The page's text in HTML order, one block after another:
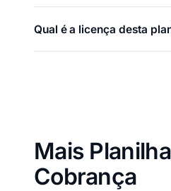
Qual é a licença desta
Mais
Cobrança